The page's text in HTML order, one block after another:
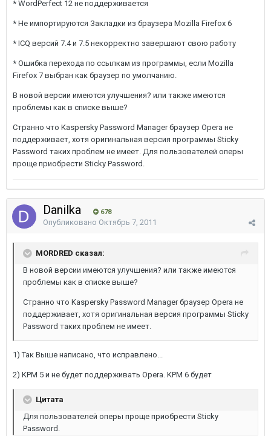
* WordPerfect 12 не поддерживается
* Не импортируются Закладки из браузера Mozilla Firefox 6
* ICQ версий 7.4 и 7.5 некорректно завершают свою работу
* Ошибка перехода по ссылкам из программы, если Mozilla
Firefox 7 выбран как браузер по умолчанию.
В новой версии имеются улучшения? или также имеются
проблемы как в списке выше?
Странно что Kaspersky Password Manager браузер Opera не
поддерживает, хотя оригинальная версия программы Sticky
Password таких проблем не имеет. Для пользователей оперы
проще приобрести Sticky Password.
Danilka 678
Опубликовано Октябрь 7, 2011
MORDRED сказал:
В новой версии имеются улучшения? или также имеются
проблемы как в списке выше?
Странно что Kaspersky Password Manager браузер Opera не
поддерживает, хотя оригинальная версия программы Sticky
Password таких проблем не имеет.
1) Так Выше написано, что исправлено...
2) KPM 5 и не будет поддерживать Opera. KPM 6 будет
Цитата
Для пользователей оперы проще приобрести Sticky
Password.